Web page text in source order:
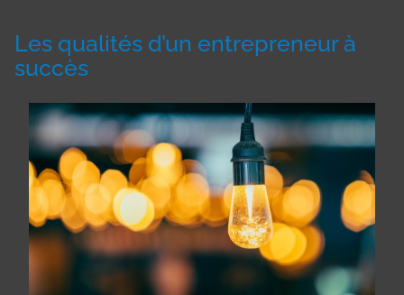
Les qualités d’un entrepreneur à
succès